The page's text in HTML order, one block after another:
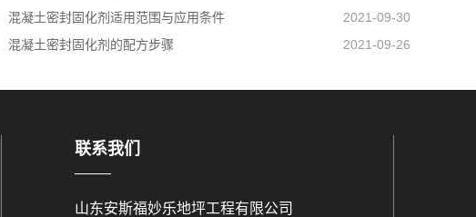
混凝土密封固化剂适用范围与应用条件
2021-09-30
混凝土密封固化剂的配方步骤 2021-09-26
联系我们
山东安斯福妙乐地坪工程有限公司